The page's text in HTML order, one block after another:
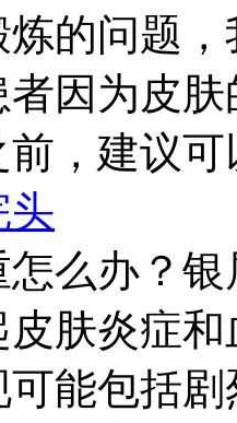
的问题
因为皮
，建议可
头
么办？
肤炎症
可能包括